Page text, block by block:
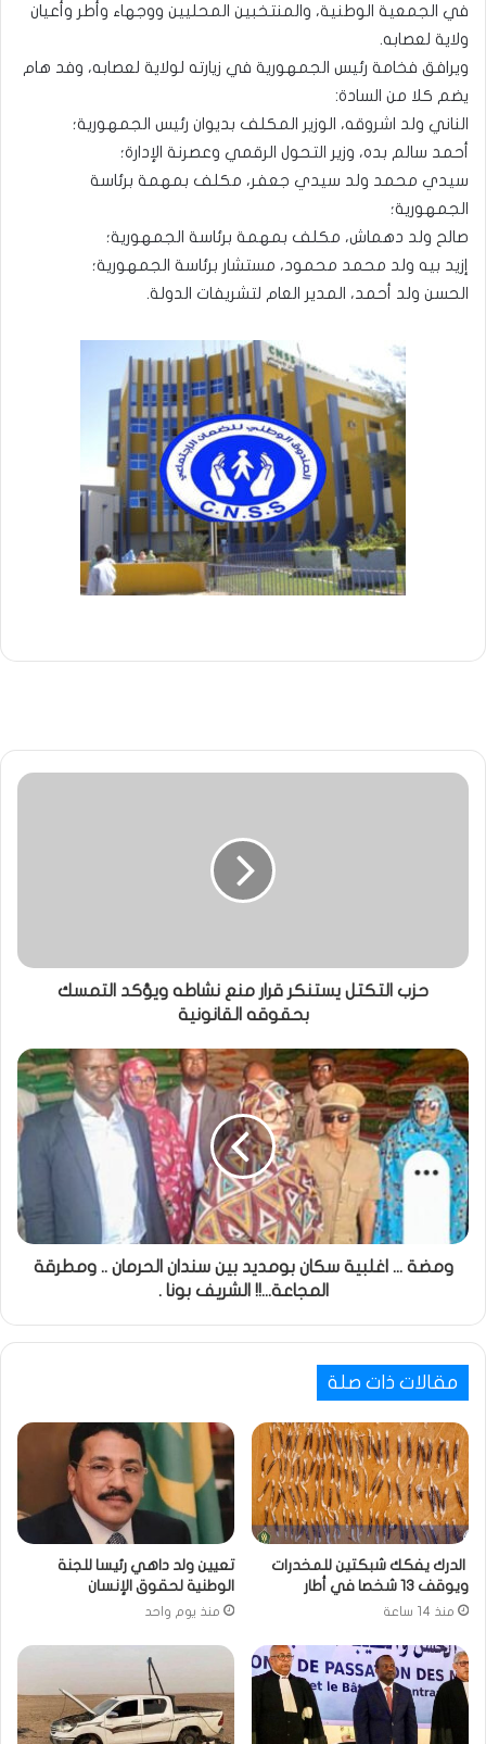
في الجمعية الوطنية، والمنتخبين المحليين ووجهاء وأطر وأعيان
ولاية لعصابه.
ويرافق فخامة رئيس الجمهورية في زيارته لولاية لعصابه، وفد هام
يضم كلا من السادة:
الناني ولد اشروقه، الوزير المكلف بديوان رئيس الجمهورية؛
أحمد سالم بده، وزير التحول الرقمي وعصرنة الإدارة؛
سيدي محمد ولد سيدي جعفر، مكلف بمهمة برئاسة
الجمهورية؛
صالح ولد دهماش، مكلف بمهمة برئاسة الجمهورية؛
إزيد بيه ولد محمد محمود، مستشار برئاسة الجمهورية؛
الحسن ولد أحمد، المدير العام لتشريفات الدولة.
حزب التكتل يستنكر قرار منع نشاطه ويؤكد التمسك
بحقوقه القانونية
ومضة ... اغلبية سكان بومديد بين سندان الحرمان .. ومطرقة
المجاعة...!! الشريف بونا .
مقالات ذات صلة
الدرك يفكك شبكتين للمخدرات
ويوقف 13 شخصا في أطار
منذ 14 ساعة
تعيين ولد داهي رئيسا للجنة
الوطنية لحقوق الإنسان
منذ يوم واحد